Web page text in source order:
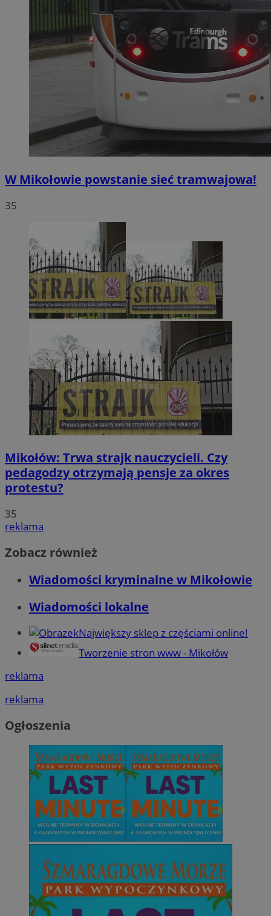
W Mikołowie powstanie sieć tramwajowa!
35
Mikołów: Trwa strajk nauczycieli. Czy
pedagodzy otrzymają pensje za okres
protestu?
35
reklama
Zobacz również
Wiadomości kryminalne w Mikołowie
Wiadomości lokalne
Największy sklep z częściami online!
Tworzenie stron www - Mikołów
reklama
reklama
Ogłoszenia